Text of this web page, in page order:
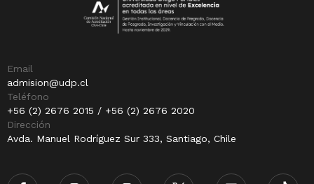
Email
admision@udp.cl
Teléfono
+56 (2) 2676 2015 / +56 (2) 2676 2020
Dirección
Avda. Manuel Rodríguez Sur 333, Santiago, Chile